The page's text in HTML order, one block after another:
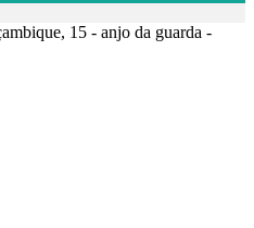
15 - anjo da guarda -